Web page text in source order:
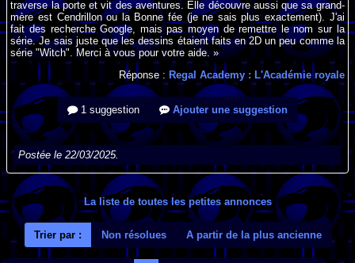
traverse la porte et vit des aventures. Elle découvre aussi que sa grand-
mère est Cendrillon ou la Bonne fée (je ne sais plus exactement). J'ai
fait des recherche Google, mais pas moyen de remettre le nom sur la
série. Je sais juste que les dessins étaient faits en 2D un peu comme la
série "Witch". Merci à vous pour votre aide. »
Réponse : Regal Academy : L'Académie royale
1 suggestion Ajouter une suggestion
Postée le 22/03/2025.
La liste de toutes les petites annonces
Trier par : Non résolues A partir de la plus ancienne